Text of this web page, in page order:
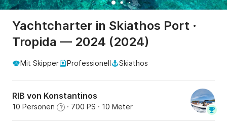
Yachtcharter in Skiathos Port ·
Tropida — 2024 (2024)
Mit Skipper Professionell Skiathos
RIB von Konstantinos
10 Personen ? · 700 PS · 10 Meter